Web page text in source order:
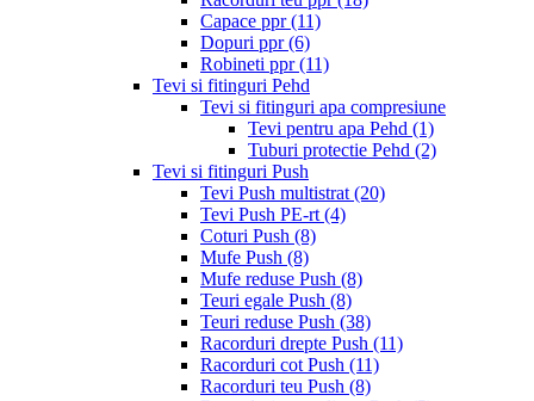
Capace ppr(11)
Dopuri ppr(6)
Robineti ppr(11)
Tevi si fitinguri Pehd
Tevi si fitinguri apa compresiune
Tevi pentru apa Pehd (1)
Tuburi protectie Pehd (2)
Tevi si fitinguri Push
Tevi Push multistrat (20)
Tevi Push PE-rt (4)
Coturi Push (8)
Mufe Push (8)
Mufe reduse Push (8)
Teuri egale Push (8)
Teuri reduse Push (38)
Racorduri drepte Push (11)
Racorduri cot Push (11)
Racorduri teu Push (8)